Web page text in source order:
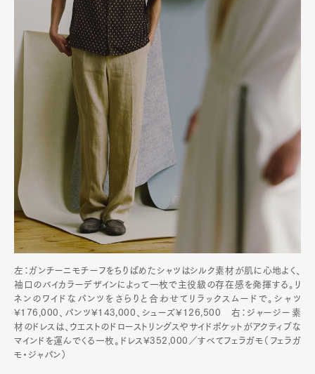
左：ガンチーニモチーフをちりばめたシャツはシルク素材が肌に心地よく、
袖口のバイカラーデザインによって一枚で主役級の存在感を発揮する。リ
ネンのワイドなパンツをさらりと合わせてリラックスムードで。シャツ
¥176,000、パンツ¥143,000、シューズ¥126,500 右：ジャージー素
材のドレスは、ウエストのドローストリングスやサイドポケットがアクティブな
マインドを運んでくる一枚。ドレス¥352,000／すべてフェラガモ（フェラガ
モ・ジャパン）